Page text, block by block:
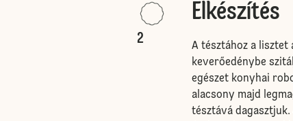
2
Elkészítés
A tésztához a lisztet
keverőedénybe
egészet konyhai
alacsony majd
tésztává dagasztjuk.